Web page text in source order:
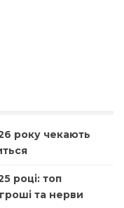
року чекають
році: топ
та нерви